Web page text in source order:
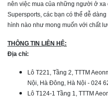
nên việc mua của những người ở
Supersports, các bạn có thể dễ
hình nào như mong muốn với chất
THÔNG TIN LIÊN HỆ:
Địa chỉ:
Lô T221, Tầng 2, TTTM
Nội, Hà Đông, Hà Nội - 024
Lô T124-1 Tầng 1, TTTM